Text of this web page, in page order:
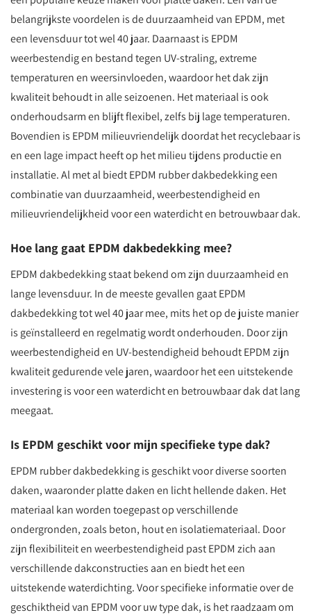
belangrijkste voordelen is de duurzaamheid van EPDM, met
een levensduur tot wel 40 jaar. Daarnaast is EPDM
weerbestendig en bestand tegen UV-straling, extreme
temperaturen en weersinvloeden, waardoor het dak zijn
kwaliteit behoudt in alle seizoenen. Het materiaal is ook
onderhoudsarm en blijft flexibel, zelfs bij lage temperaturen.
Bovendien is EPDM milieuvriendelijk doordat het recyclebaar is
en een lage impact heeft op het milieu tijdens productie en
installatie. Al met al biedt EPDM rubber dakbedekking een
combinatie van duurzaamheid, weerbestendigheid en
milieuvriendelijkheid voor een waterdicht en betrouwbaar dak.
Hoe lang gaat EPDM dakbedekking mee?
EPDM dakbedekking staat bekend om zijn duurzaamheid en
lange levensduur. In de meeste gevallen gaat EPDM
dakbedekking tot wel 40 jaar mee, mits het op de juiste manier
is geïnstalleerd en regelmatig wordt onderhouden. Door zijn
weerbestendigheid en UV-bestendigheid behoudt EPDM zijn
kwaliteit gedurende vele jaren, waardoor het een uitstekende
investering is voor een waterdicht en betrouwbaar dak dat lang
meegaat.
Is EPDM geschikt voor mijn specifieke type dak?
EPDM rubber dakbedekking is geschikt voor diverse soorten
daken, waaronder platte daken en licht hellende daken. Het
materiaal kan worden toegepast op verschillende
ondergronden, zoals beton, hout en isolatiemateriaal. Door
zijn flexibiliteit en weerbestendigheid past EPDM zich aan
verschillende dakconstructies aan en biedt het een
uitstekende waterdichting. Voor specifieke informatie over de
geschiktheid van EPDM voor uw type dak, is het raadzaam om